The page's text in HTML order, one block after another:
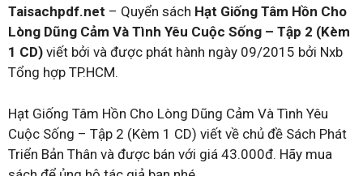
Taisachpdf.net – Quyển sách Hạt Giống Tâm Hồn Cho
Lòng Dũng Cảm Và Tình Yêu Cuộc Sống – Tập 2 (Kèm
1 CD) viết bởi và được phát hành ngày 09/2015 bởi Nxb
Tổng hợp TP.HCM.
Hạt Giống Tâm Hồn Cho Lòng Dũng Cảm Và Tình Yêu
Cuộc Sống – Tập 2 (Kèm 1 CD) viết về chủ đề Sách Phát
Triển Bản Thân và được bán với giá 43.000đ. Hãy mua